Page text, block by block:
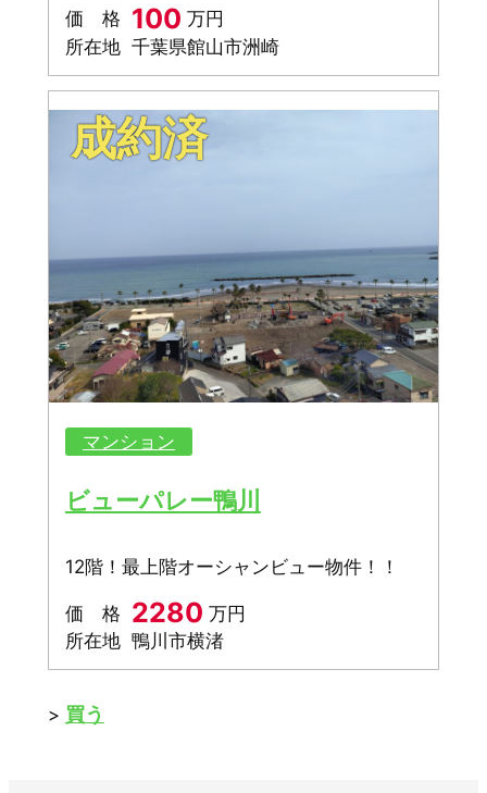
価 格 100 万円
所在地 千葉県館山市洲崎
マンション
ビューパレー鴨川
12階！最上階オーシャンビュー物件！！
価 格 2280 万円
所在地 鴨川市横渚
成約済
> 買う